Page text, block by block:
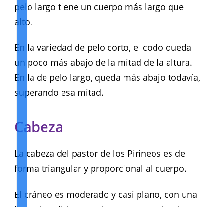
pelo largo tiene un cuerpo más largo que
alto.
En la variedad de pelo corto, el codo queda
un poco más abajo de la mitad de la altura.
En la de pelo largo, queda más abajo todavía,
superando esa mitad.
Cabeza
La cabeza del pastor de los Pirineos es de
forma triangular y proporcional al cuerpo.
El cráneo es moderado y casi plano, con una